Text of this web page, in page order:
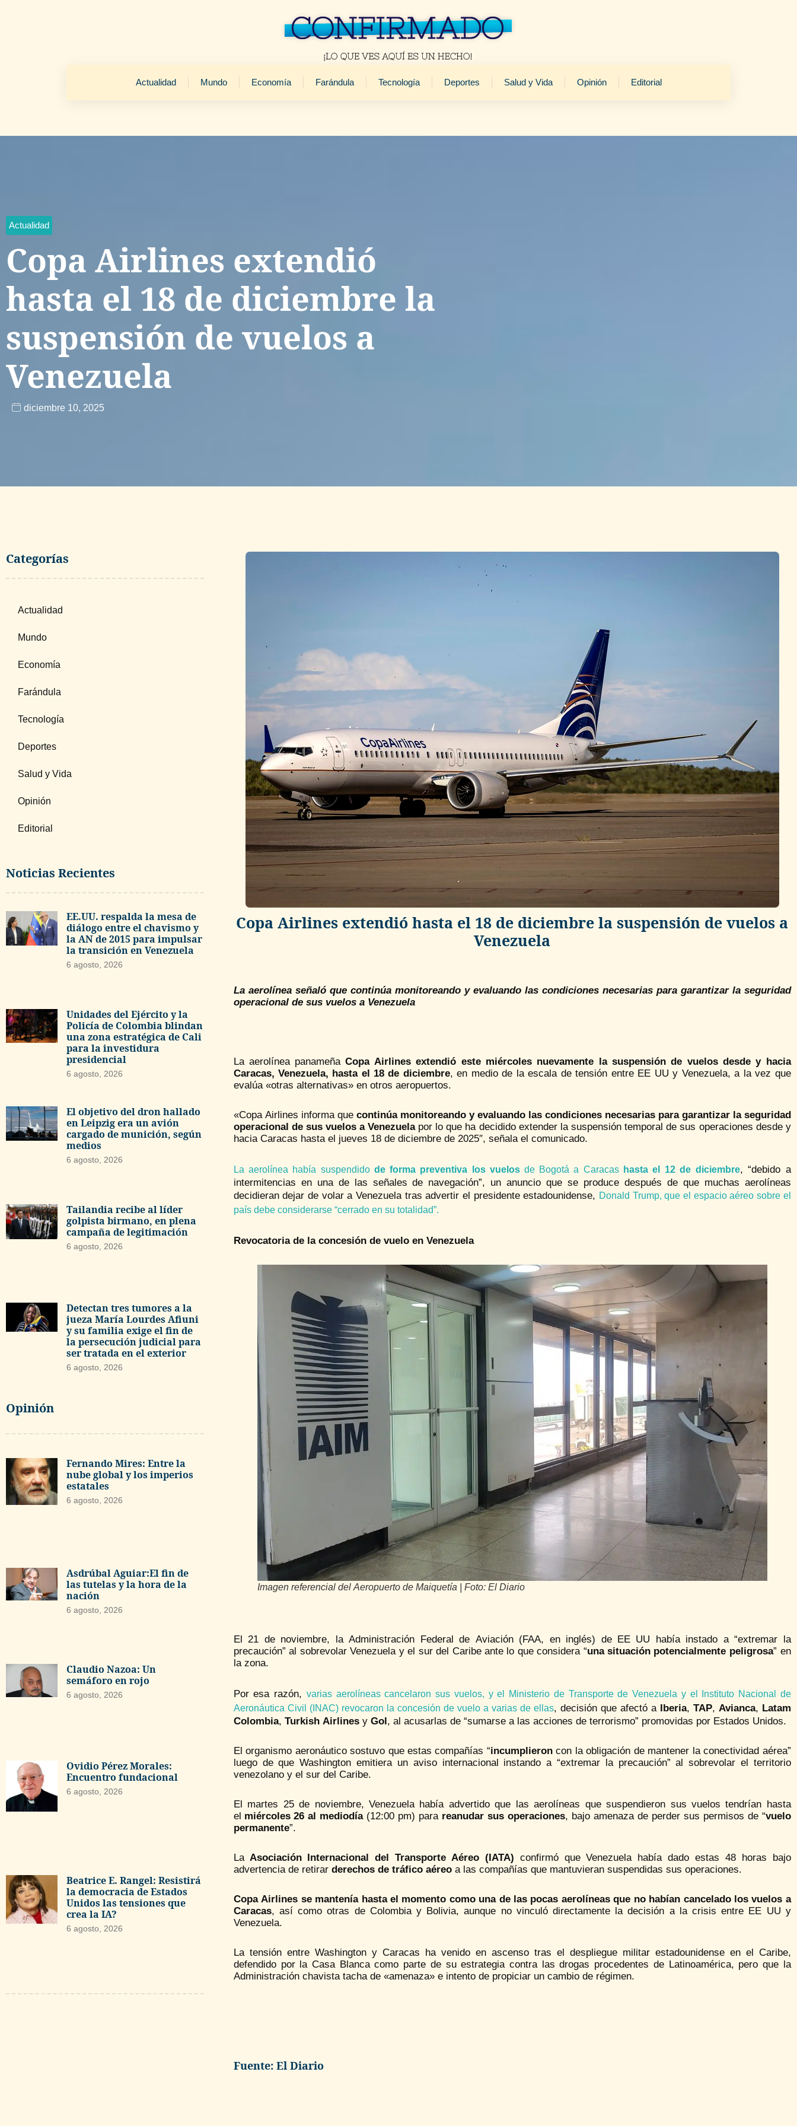
Actualidad Mundo Economía Farándula Tecnología Deportes Salud y Vida Opinión Editorial
Actualidad
Copa Airlines extendió
hasta el 18 de diciembre la
suspensión de vuelos a
Venezuela
diciembre 10, 2025
Categorías
Actualidad
Mundo
Economía
Farándula
Tecnología
Deportes
Salud y Vida
Opinión
Editorial
Noticias Recientes
EE.UU. respalda la mesa de
diálogo entre el chavismo y
la AN de 2015 para impulsar
la transición en Venezuela
6 agosto, 2026
Unidades del Ejército y la
Policía de Colombia blindan
una zona estratégica de Cali
para la investidura
presidencial
6 agosto, 2026
El objetivo del dron hallado
en Leipzig era un avión
cargado de munición, según
medios
6 agosto, 2026
Tailandia recibe al líder
golpista birmano, en plena
campaña de legitimación
6 agosto, 2026
Detectan tres tumores a la
jueza María Lourdes Afiuni
y su familia exige el fin de
la persecución judicial para
ser tratada en el exterior
6 agosto, 2026
Opinión
Fernando Mires: Entre la
nube global y los imperios
estatales
6 agosto, 2026
Asdrúbal Aguiar:El fin de
las tutelas y la hora de la
nación
6 agosto, 2026
Claudio Nazoa: Un
semáforo en rojo
6 agosto, 2026
Ovidio Pérez Morales:
Encuentro fundacional
6 agosto, 2026
Beatrice E. Rangel: Resistirá
la democracia de Estados
Unidos las tensiones que
crea la IA?
6 agosto, 2026
Copa Airlines extendió hasta el 18 de diciembre la suspensión de vuelos a
Venezuela
La aerolínea señaló que continúa monitoreando y evaluando las condiciones necesarias para garantizar la seguridad
operacional de sus vuelos a Venezuela
La aerolínea panameña Copa Airlines extendió este miércoles nuevamente la suspensión de vuelos desde y hacia
Caracas, Venezuela, hasta el 18 de diciembre, en medio de la escala de tensión entre EE UU y Venezuela, a la vez que
evalúa «otras alternativas» en otros aeropuertos.
«Copa Airlines informa que continúa monitoreando y evaluando las condiciones necesarias para garantizar la seguridad
operacional de sus vuelos a Venezuelapor lo que ha decidido extender la suspensión temporal de sus operaciones desde y
hacia Caracas hasta el jueves 18 de diciembre de 2025″, señala el comunicado.
La aerolínea había suspendido de forma preventiva los vuelosde Bogotá a Caracas hasta el 12 de diciembre, “debido a
intermitencias en una de las señales de navegación”, un anuncio que se produce después de que muchas aerolíneas
decidieran dejar de volar a Venezuela tras advertir el presidente estadounidense, Donald Trump, que el espacio aéreo sobre el
país debe considerarse “cerrado en su totalidad”.
Revocatoria de la concesión de vuelo en Venezuela
Imagen referencial del Aeropuerto de Maiquetía | Foto: El Diario
El 21 de noviembre, la Administración Federal de Aviación (FAA, en inglés) de EE UU había instado a “extremar la
precaución” al sobrevolar Venezuela y el sur del Caribe ante lo que considera “una situación potencialmente peligrosa” en
la zona.
Por esa razón, varias aerolíneas cancelaron sus vuelos, y el Ministerio de Transporte de Venezuela y el Instituto Nacional de
Aeronáutica Civil (INAC) revocaron la concesión de vuelo a varias de ellas, decisión que afectó a Iberia, TAP, Avianca, Latam
Colombia, Turkish Airlinesy Gol, al acusarlas de “sumarse a las acciones de terrorismo” promovidas por Estados Unidos.
El organismo aeronáutico sostuvo que estas compañías “incumplieroncon la obligación de mantener la conectividad aérea”
luego de que Washington emitiera un aviso internacional instando a “extremar la precaución” al sobrevolar el territorio
venezolano y el sur del Caribe.
El martes 25 de noviembre, Venezuela había advertido que las aerolíneas que suspendieron sus vuelos tendrían hasta
el miércoles 26 al mediodía(12:00 pm) para reanudar sus operaciones, bajo amenaza de perder sus permisos de “vuelo
permanente”.
La Asociación Internacional del Transporte Aéreo (IATA) confirmó que Venezuela había dado estas 48 horas bajo
advertencia de retirar derechos de tráfico aéreoa las compañías que mantuvieran suspendidas sus operaciones.
Copa Airlines se mantenía hasta el momento como una de las pocas aerolíneas que no habían cancelado los vuelos a
Caracas, así como otras de Colombia y Bolivia, aunque no vinculó directamente la decisión a la crisis entre EE UU y
Venezuela.
La tensión entre Washington y Caracas ha venido en ascenso tras el despliegue militar estadounidense en el Caribe,
defendido por la Casa Blanca como parte de su estrategia contra las drogas procedentes de Latinoamérica, pero que la
Administración chavista tacha de «amenaza» e intento de propiciar un cambio de régimen.
Fuente: El Diario